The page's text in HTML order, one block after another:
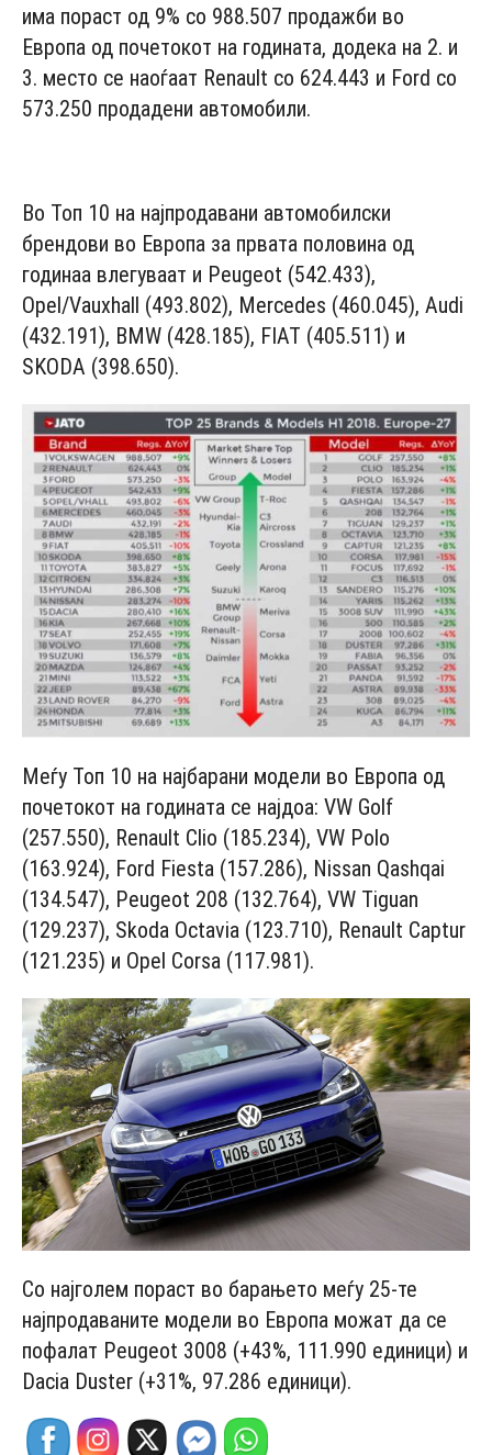
има пораст од 9% со 988.507 продажби во
Европа од почетокот на годината, додека на 2. и
3. место се наоѓаат Renault со 624.443 и Ford со
573.250 продадени автомобили.
Во Топ 10 на најпродавани автомобилски
брендови во Европа за првата половина од
годинаа влегуваат и Peugeot (542.433),
Opel/Vauxhall (493.802), Mercedes (460.045), Audi
(432.191), BMW (428.185), FIAT (405.511) и
SKODA (398.650).
Меѓу Топ 10 на најбарани модели во Европа од
почетокот на годината се најдоа: VW Golf
(257.550), Renault Clio (185.234), VW Polo
(163.924), Ford Fiesta (157.286), Nissan Qashqai
(134.547), Peugeot 208 (132.764), VW Tiguan
(129.237), Skoda Octavia (123.710), Renault Captur
(121.235) и Opel Corsa (117.981).
Со најголем пораст во барањето меѓу 25-те
најпродаваните модели во Европа можат да се
пофалат Peugeot 3008 (+43%, 111.990 единици) и
Dacia Duster (+31%, 97.286 единици).